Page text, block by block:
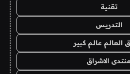
تقنية
التدريس
العالم عالم كبير
منتدى الاشراق